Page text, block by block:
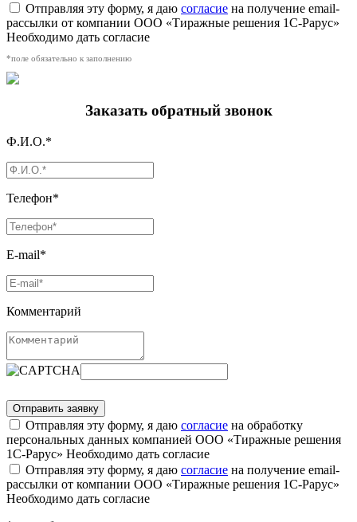
Отправляя эту форму, я даю согласие на получение email-
рассылки от компании ООО «Тиражные решения 1С-Рарус»
Необходимо дать согласие
*поле обязательно к заполнению
Заказать обратный звонок
Ф.И.О.*
Телефон*
E-mail*
Комментарий
Отправляя эту форму, я даю согласие на обработку
персональных данных компанией ООО «Тиражные решения
1С-Рарус» Необходимо дать согласие
Отправляя эту форму, я даю согласие на получение email-
рассылки от компании ООО «Тиражные решения 1С-Рарус»
Необходимо дать согласие